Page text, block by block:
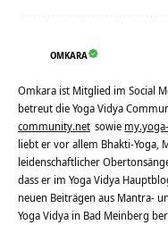
OMKARA
Omkara ist Mitglied im Social
betreut die Yoga Vidya
community.net sowie
liebt er vor allem Bhakti-Yoga,
leidenschaftlicher
dass er im Yoga Vidya
neuen Beiträgen aus Mantra-
Yoga Vidya in Bad Meinberg